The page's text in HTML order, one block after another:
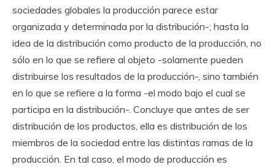
sociedades globales la producción parece estar
organizada y determinada por la distribución-; hasta la
idea de la distribución como producto de la producción, no
sólo en lo que se refiere al objeto -solamente pueden
distribuirse los resultados de la producción-, sino también
en lo que se refiere a la forma -el modo bajo el cual se
participa en la distribución-. Concluye que antes de ser
distribución de los productos, ella es distribución de los
miembros de la sociedad entre las distintas ramas de la
producción. En tal caso, el modo de producción es